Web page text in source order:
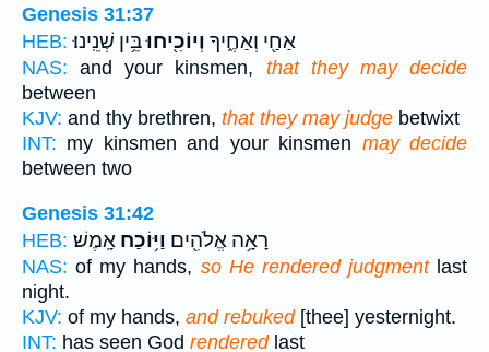
Genesis 31:37
HEB:
אַחַ֖י וְאַחֶ֑יךָ וְיוֹכִ֖יחוּבֵּ֥ין שְׁנֵֽינוּ׃
NAS: and your kinsmen, that they may decide
between
KJV: and thy brethren, that they may judge betwixt
INT: my kinsmen and your kinsmen may decide
between two
Genesis 31:42
HEB:
רָאָ֥ה אֱלֹהִ֖ים וַיּ֥וֹכַח אָֽמֶשׁ׃
NAS: of my hands, so He rendered judgmentlast
night.
KJV: of my hands, and rebuked[thee] yesternight.
INT: has seen God renderedlast